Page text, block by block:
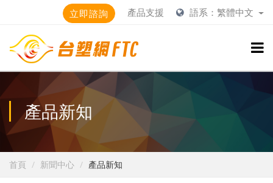
立即諮詢 產品支援 語系：繁體中文
產品新知
首頁 新聞中心 產品新知